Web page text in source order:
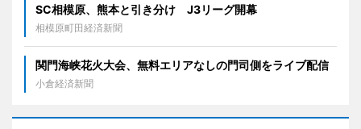
SC相模原、熊本と引き分け J3リーグ開幕
相模原町田経済新聞
関門海峡花火大会、無料エリアなしの門司側をライブ配信
小倉経済新聞